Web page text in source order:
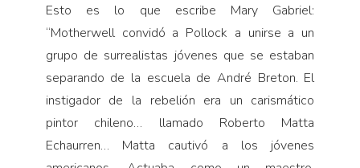
Esto es lo que escribe Mary Gabriel:
“Motherwell convidó a Pollock a unirse a un
grupo de surrealistas jóvenes que se estaban
separando de la escuela de André Breton. El
instigador de la rebelión era un carismático
pintor chileno… llamado Roberto Matta
Echaurren… Matta cautivó a los jóvenes